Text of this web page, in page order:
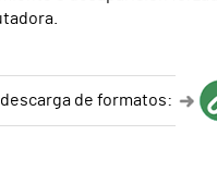
de formatos: